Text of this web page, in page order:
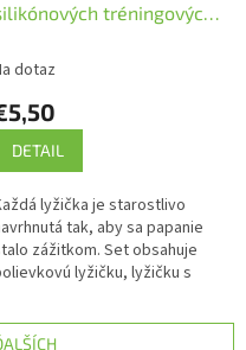
tréningových
Rose 6m+
dotaz
DETAIL
lyžička je starostlivo
tak, aby sa papanie
zážitkom. Set obsahuje
lyžičku, lyžičku s
a lyžičku na...